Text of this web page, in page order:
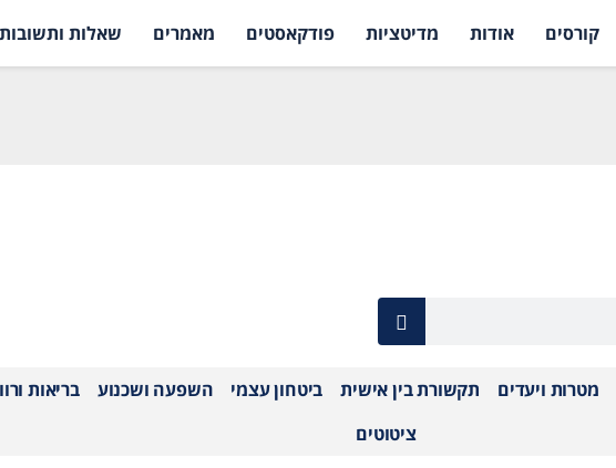
קורסים אודות מדיטציות פודקאסטים מאמרים שאלות ותשובות
מטרות ויעדים תקשורת בין אישית ביטחון עצמי השפעה ושכנוע בריאות
ציטוטים